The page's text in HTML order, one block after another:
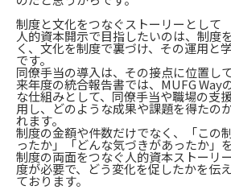
制度と文化をつなぐストーリーとして
人的資本開示で目指したいのは、制度
く、文化を制度で裏づけ、その運用と
です。
同僚手当の導入は、その接点に位置して
来年度の統合報告書では、MUFG Way
な仕組みとして、同僚手当や職場の支
用し、どのような成果や課題を得たの
れます。
制度の金額や件数だけでなく、「この
ったか」「どんな気づきがあったか」
制度の両面をつなぐ人的資本ストーリー
度が必要で、どう変化を促したかを伝
ております。